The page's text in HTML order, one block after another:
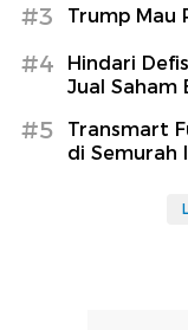
#3 Trump Mau
#4
Hindari
Jual Saham
#5
Transmart
di Semurah